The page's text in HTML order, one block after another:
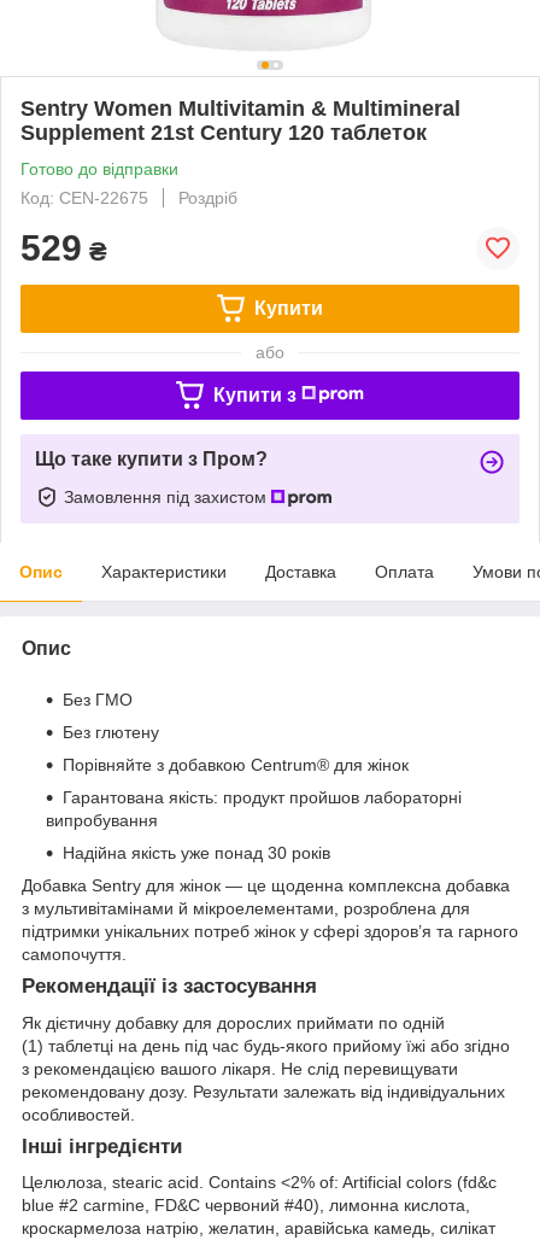
Sentry Women Multivitamin & Multimineral
Supplement 21st Century 120 таблеток
Готово до відправки
Код: CEN-22675
Роздріб
529 ₴
Купити
або
Купити з
Що таке купити з Пром?
Замовлення під захистом
Опис Характеристики Доставка Оплата Умови
Опис
Без ГМО
Без глютену
Порівняйте з добавкою Centrum® для жінок
Гарантована якість: продукт пройшов лабораторні
випробування
Надійна якість уже понад 30 років
Добавка Sentry для жінок — це щоденна комплексна добавка
з мультивітамінами й мікроелементами, розроблена для
підтримки унікальних потреб жінок у сфері здоров’я та гарного
самопочуття.
Рекомендації із застосування
Як дієтичну добавку для дорослих приймати по одній
(1) таблетці на день під час будь-якого прийому їжі або згідно
з рекомендацією вашого лікаря. Не слід перевищувати
рекомендовану дозу. Результати залежать від індивідуальних
особливостей.
Інші інгредієнти
Целюлоза, stearic acid. Contains <2% of: Artificial colors (fd&c
blue #2 carmine, FD&C червоний #40), лимонна кислота,
кроскармелоза натрію, желатин, аравійська камедь, силікат